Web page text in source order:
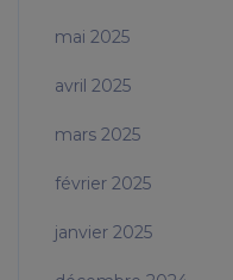
mai 2025
avril 2025
mars 2025
février 2025
janvier 2025